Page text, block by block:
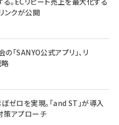
ンクが公開
「SANYO公式アプリ」、リ
ゼロを実現。「and ST」が導入
アプローチ